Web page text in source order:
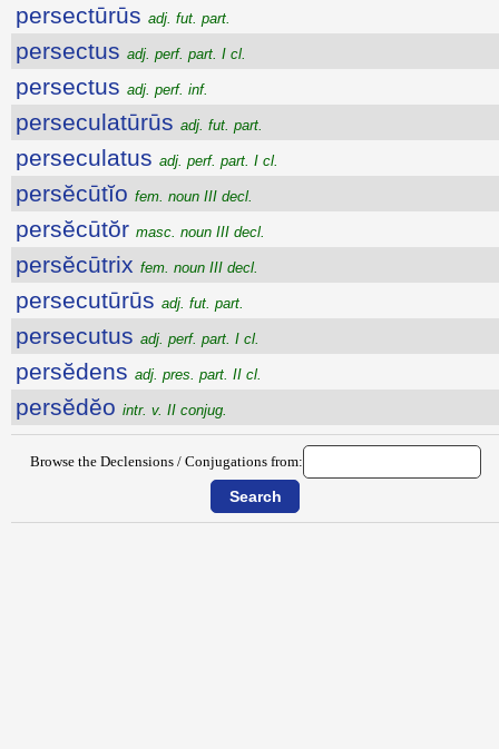
persectūrūs adj. fut. part.
persectus adj. perf. part. I cl.
persectus adj. perf. inf.
perseculatūrūs adj. fut. part.
perseculatus adj. perf. part. I cl.
persĕcūtĭo fem. noun III decl.
persĕcūtŏr masc. noun III decl.
persĕcūtrix fem. noun III decl.
persecutūrūs adj. fut. part.
persecutus adj. perf. part. I cl.
persĕdens adj. pres. part. II cl.
persĕdĕo intr. v. II conjug.
Browse the Declensions / Conjugations from: